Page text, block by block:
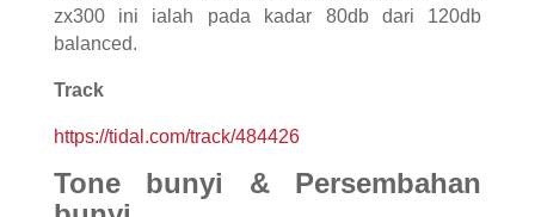
zx300 ini ialah pada kadar 80db dari 120db
balanced.
Track
https://tidal.com/track/484426
Tone bunyi & Persembahan